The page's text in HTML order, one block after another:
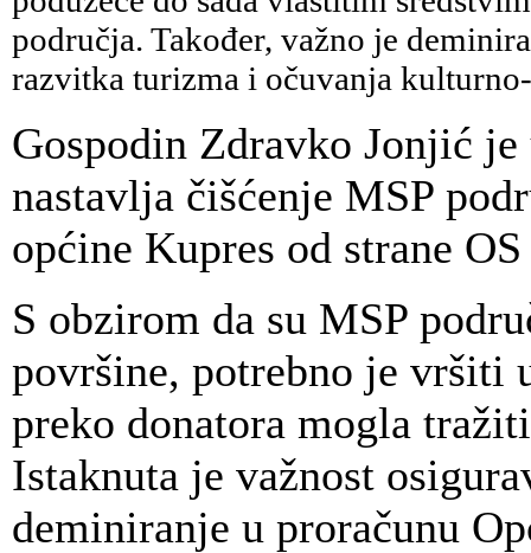
područja. Također, važno je
razvitka turizma i očuvanja
Gospodin Zdravko Jonjić
nastavlja čišćenje MSP
općine Kupres od strane
S obzirom da su MSP
površine, potrebno je vršiti
preko donatora mogla
Istaknuta je važnost
deminiranje u proračunu